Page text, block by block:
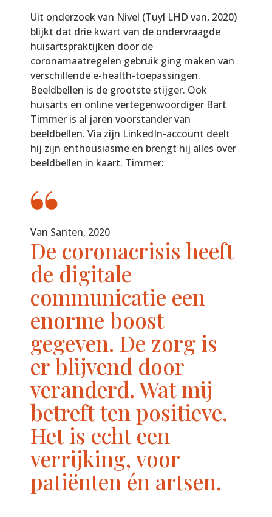
Uit onderzoek van Nivel (Tuyl LHD van, 2020)
blijkt dat drie kwart van de ondervraagde
huisartspraktijken door de
coronamaatregelen gebruik ging maken van
verschillende e-health-toepassingen.
Beeldbellen is de grootste stijger. Ook
huisarts en online vertegenwoordiger Bart
Timmer is al jaren voorstander van
beeldbellen. Via zijn LinkedIn-account deelt
hij zijn enthousiasme en brengt hij alles over
beeldbellen in kaart. Timmer:
Van Santen, 2020
De coronacrisis heeft
de digitale
communicatie een
enorme boost
gegeven. De zorg is
er blijvend door
veranderd. Wat mij
betreft ten positieve.
Het is echt een
verrijking, voor
patiënten én artsen.